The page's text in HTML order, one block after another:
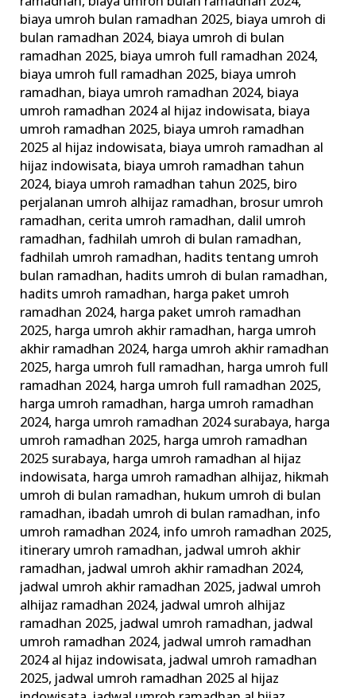
biaya umroh bulan ramadhan 2025, biaya umroh di
bulan ramadhan 2024, biaya umroh di bulan
ramadhan 2025, biaya umroh full ramadhan 2024,
biaya umroh full ramadhan 2025, biaya umroh
ramadhan, biaya umroh ramadhan 2024, biaya
umroh ramadhan 2024 al hijaz indowisata, biaya
umroh ramadhan 2025, biaya umroh ramadhan
2025 al hijaz indowisata, biaya umroh ramadhan al
hijaz indowisata, biaya umroh ramadhan tahun
2024, biaya umroh ramadhan tahun 2025, biro
perjalanan umroh alhijaz ramadhan, brosur umroh
ramadhan, cerita umroh ramadhan, dalil umroh
ramadhan,fadhilah umroh di bulan ramadhan,
fadhilah umroh ramadhan, hadits tentang umroh
bulan ramadhan, hadits umroh di bulan ramadhan,
hadits umroh ramadhan, harga paket umroh
ramadhan 2024, harga paket umroh ramadhan
2025, harga umroh akhir ramadhan, harga umroh
akhir ramadhan 2024, harga umroh akhir ramadhan
2025, harga umroh full ramadhan, harga umroh full
ramadhan 2024, harga umroh full ramadhan 2025,
harga umroh ramadhan, harga umroh ramadhan
2024, harga umroh ramadhan 2024 surabaya, harga
umroh ramadhan 2025, harga umroh ramadhan
2025 surabaya, harga umroh ramadhan al hijaz
indowisata, harga umroh ramadhan alhijaz, hikmah
umroh di bulan ramadhan, hukum umroh di bulan
ramadhan, ibadah umroh di bulan ramadhan, info
umroh ramadhan 2024, info umroh ramadhan 2025,
itinerary umroh ramadhan, jadwal umroh akhir
ramadhan, jadwal umroh akhir ramadhan 2024,
jadwal umroh akhir ramadhan 2025, jadwal umroh
alhijaz ramadhan 2024, jadwal umroh alhijaz
ramadhan 2025, jadwal umroh ramadhan, jadwal
umroh ramadhan 2024, jadwal umroh ramadhan
2024 al hijaz indowisata, jadwal umroh ramadhan
2025, jadwal umroh ramadhan 2025 al hijaz